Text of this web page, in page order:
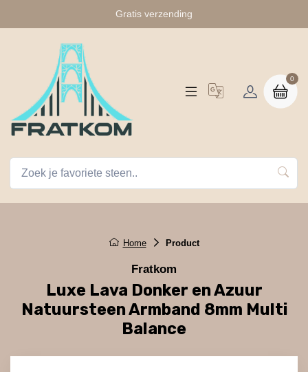
Gratis verzending
0
Home Product
Fratkom
Luxe Lava Donker en Azuur
Natuursteen Armband 8mm Multi
Balance